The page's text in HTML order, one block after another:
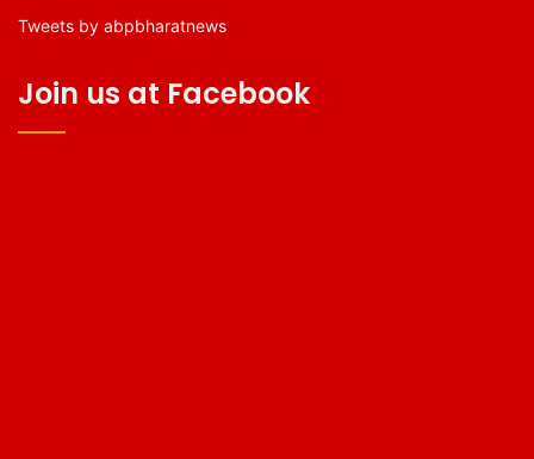
Tweets by abpbharatnews
Join us at Facebook